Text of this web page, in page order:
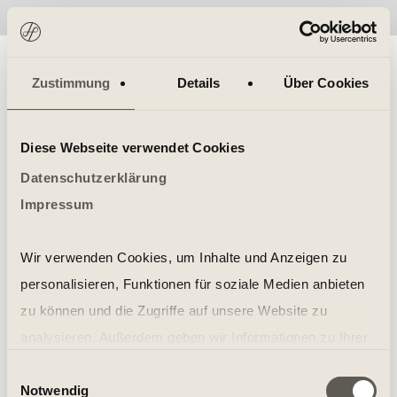
Zustimmung Details Über Cookies
Diese Webseite verwendet Cookies
Datenschutzerklärung
Impressum
Wir verwenden Cookies, um Inhalte und Anzeigen zu
personalisieren, Funktionen für soziale Medien anbieten
zu können und die Zugriffe auf unsere Website zu
soziale Medien, Werbung und Analysen weiter. Unsere
Notwendig